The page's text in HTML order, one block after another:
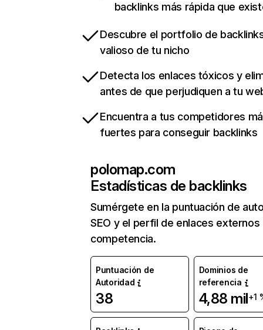
backlinks más rápida que
Descubre el portfolio de
valioso de tu nicho
Detecta los enlaces tóxicos y
antes de que perjudiquen a tu
Encuentra a tus competidores
fuertes para conseguir backlinks
polomap.com
Estadísticas de backlinks
Sumérgete en la puntuación de
SEO y el perfil de enlaces externos
competencia.
Puntuación de
Autoridad
38
Dominios de
referencia
4,88 mil+1